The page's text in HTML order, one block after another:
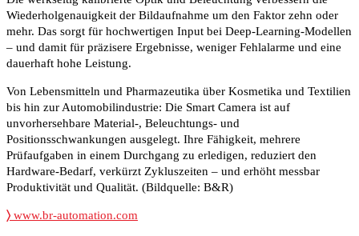
Wiederholgenauigkeit der Bildaufnahme um den Faktor zehn oder
mehr. Das sorgt für hochwertigen Input bei Deep-Learning-Modellen
– und damit für präzisere Ergebnisse, weniger Fehlalarme und eine
dauerhaft hohe Leistung.
Von Lebensmitteln und Pharmazeutika über Kosmetika und Textilien
bis hin zur Automobilindustrie: Die Smart Camera ist auf
unvorhersehbare Material-, Beleuchtungs- und
Positionsschwankungen ausgelegt. Ihre Fähigkeit, mehrere
Prüfaufgaben in einem Durchgang zu erledigen, reduziert den
Hardware-Bedarf, verkürzt Zykluszeiten – und erhöht messbar
Produktivität und Qualität. (Bildquelle: B&R)
〉 www.br-automation.com